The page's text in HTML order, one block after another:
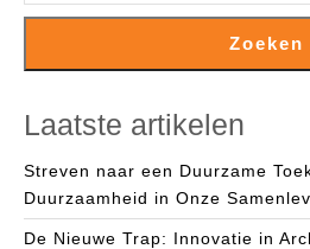
Zoeken
Laatste artikelen
Streven naar een Duurzame
Duurzaamheid in Onze
De Nieuwe Trap: Innovatie in